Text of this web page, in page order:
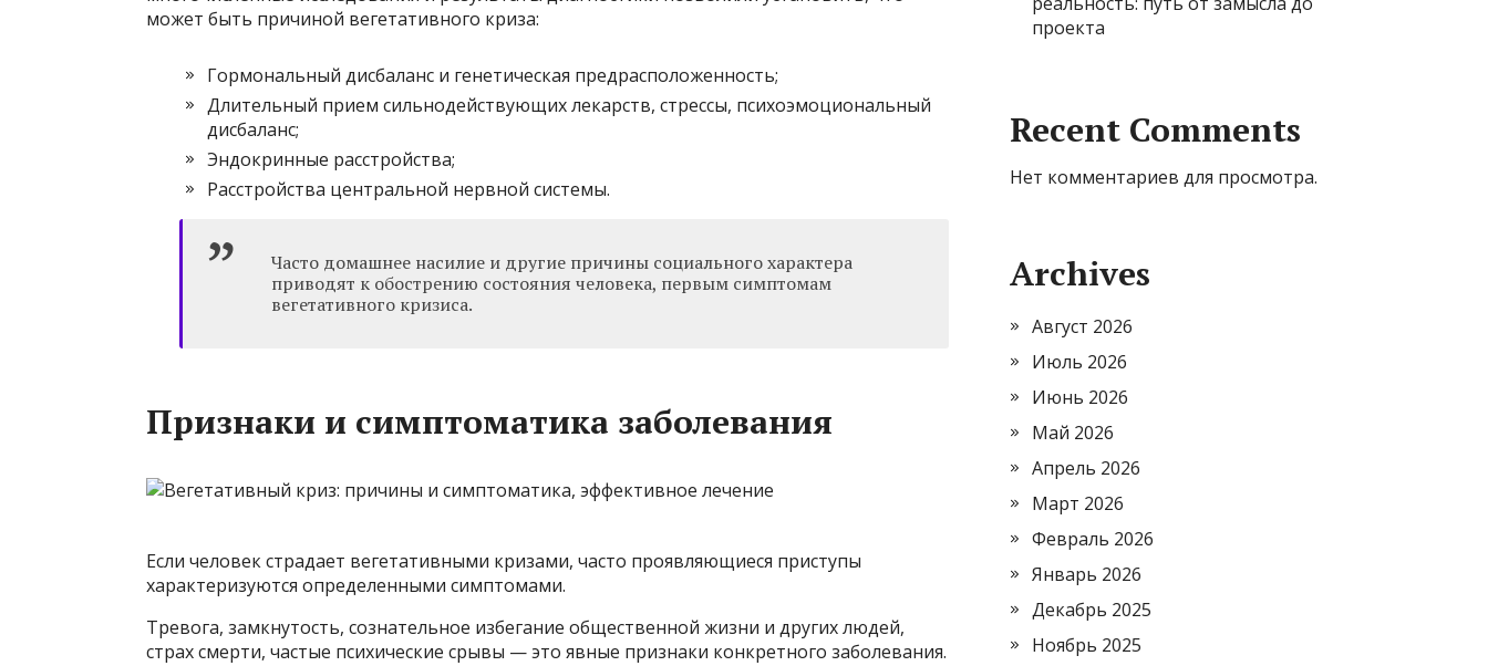
может быть причиной вегетативного криза:
Гормональный дисбаланс и генетическая предрасположенность;
Длительный прием сильнодействующих лекарств, стрессы, психоэмоциональный
дисбаланс;
Эндокринные расстройства;
Расстройства центральной нервной системы.
Часто домашнее насилие и другие причины социального характера
приводят к обострению состояния человека, первым симптомам
вегетативного кризиса.
Признаки и симптоматика заболевания
Если человек страдает вегетативными кризами, часто проявляющиеся приступы
характеризуются определенными симптомами.
Тревога, замкнутость, сознательное избегание общественной жизни и других людей,
страх смерти, частые психические срывы — это явные признаки конкретного заболевания.
проекта
Recent Comments
Нет комментариев для просмотра.
Archives
Август 2026
Июль 2026
Июнь 2026
Май 2026
Апрель 2026
Март 2026
Февраль 2026
Январь 2026
Декабрь 2025
Ноябрь 2025